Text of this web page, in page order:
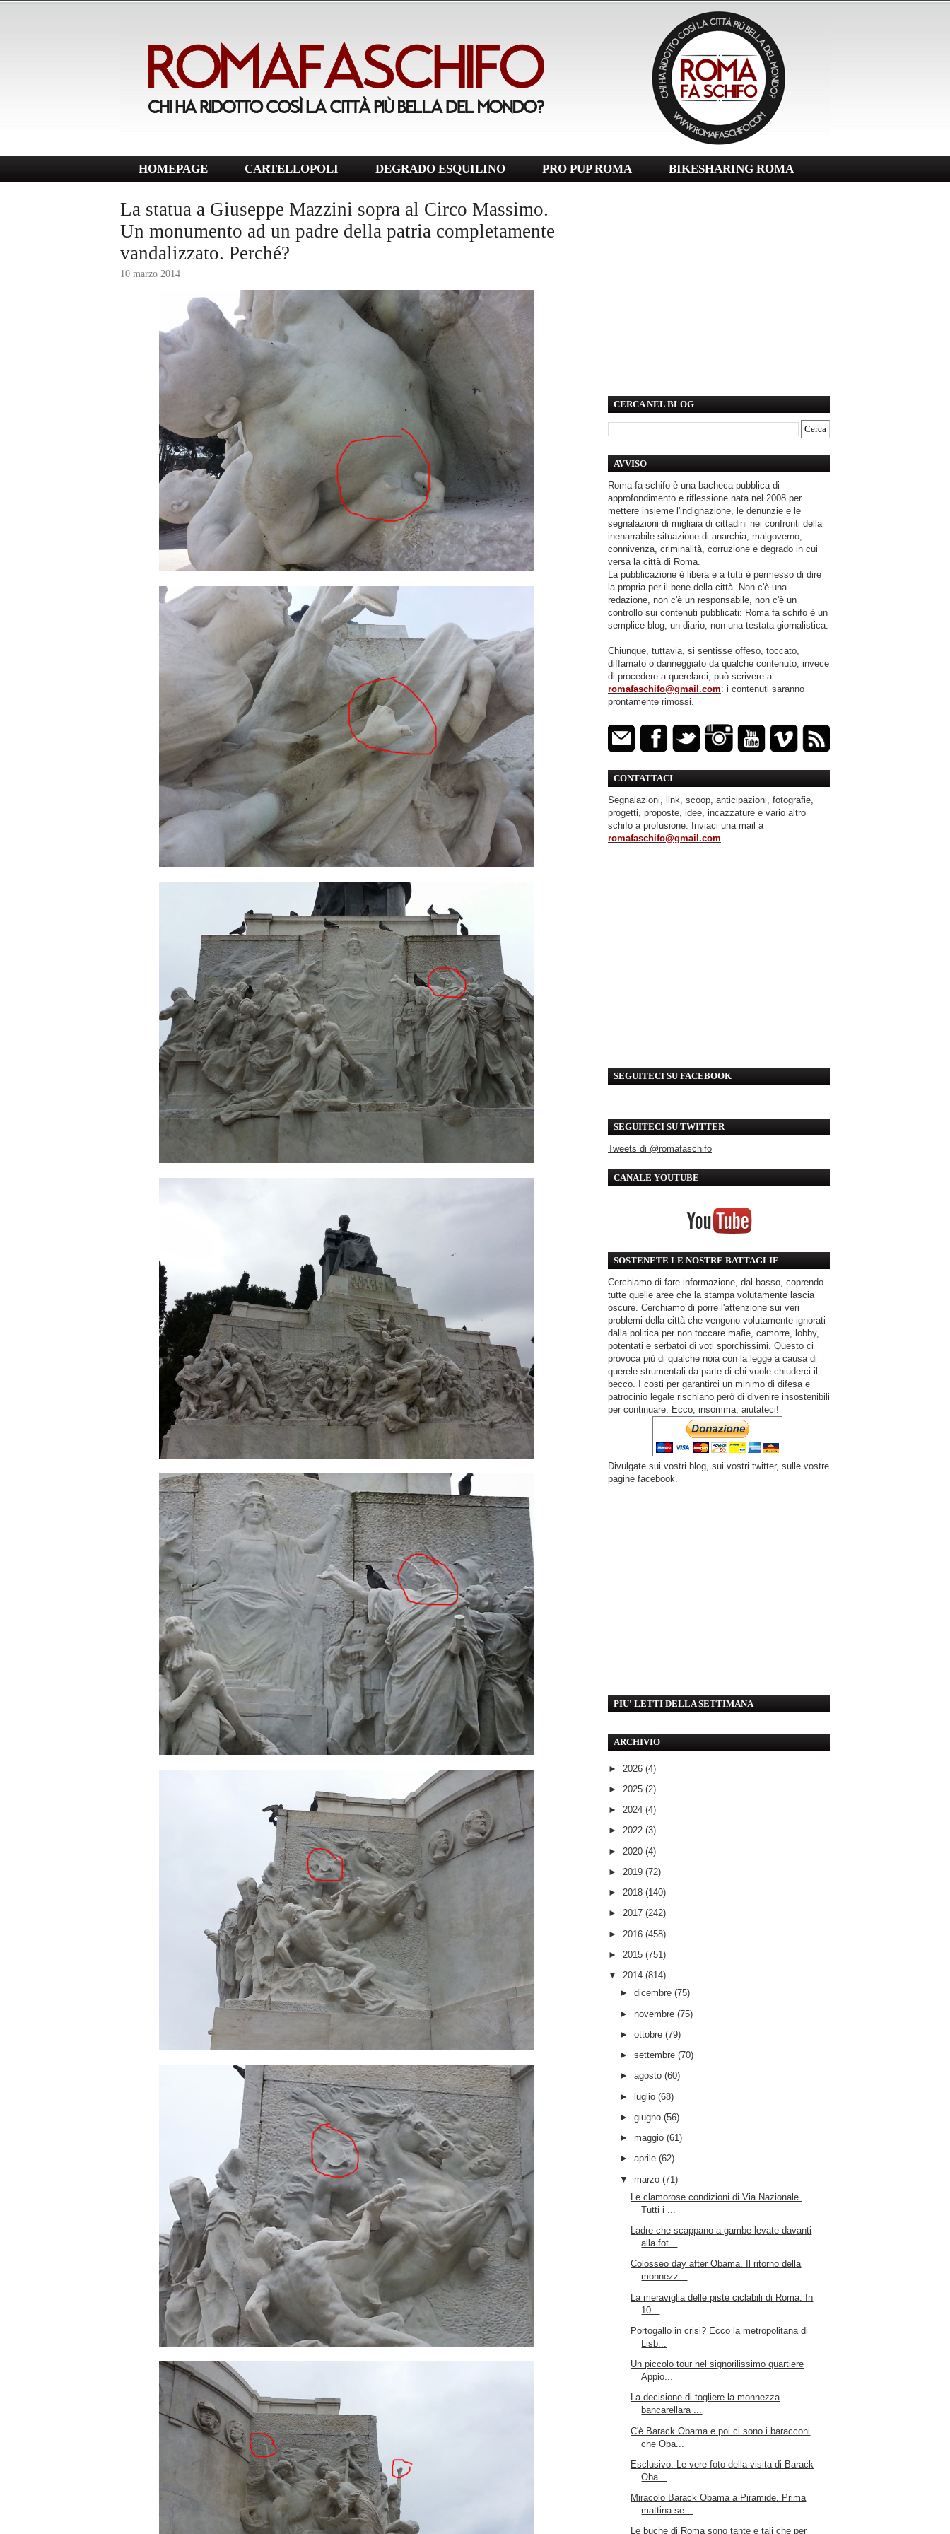
HOMEPAGE CARTELLOPOLI DEGRADO ESQUILINO PRO PUP ROMA BIKESHARING ROMA
La statua a Giuseppe Mazzini sopra al Circo Massimo.
Un monumento ad un padre della patria completamente
vandalizzato. Perché?
10 marzo 2014
CERCA NEL BLOG
AVVISO
Roma fa schifo è una bacheca pubblica di
approfondimento e riflessione nata nel 2008 per
mettere insieme l'indignazione, le denunzie e le
segnalazioni di migliaia di cittadini nei confronti della
inenarrabile situazione di anarchia, malgoverno,
connivenza, criminalità, corruzione e degrado in cui
versa la città di Roma.
La pubblicazione è libera e a tutti è permesso di dire
la propria per il bene della città. Non c'è una
redazione, non c'è un responsabile, non c'è un
controllo sui contenuti pubblicati: Roma fa schifo è un
semplice blog, un diario, non una testata giornalistica.
Chiunque, tuttavia, si sentisse offeso, toccato,
diffamato o danneggiato da qualche contenuto, invece
di procedere a querelarci, può scrivere a
romafaschifo@gmail.com: i contenuti saranno
prontamente rimossi.
CONTATTACI
Segnalazioni, link, scoop, anticipazioni, fotografie,
progetti, proposte, idee, incazzature e vario altro
schifo a profusione. Inviaci una mail a
romafaschifo@gmail.com
SEGUITECI SU FACEBOOK
SEGUITECI SU TWITTER
Tweets di @romafaschifo
CANALE YOUTUBE
SOSTENETE LE NOSTRE BATTAGLIE
Cerchiamo di fare informazione, dal basso, coprendo
tutte quelle aree che la stampa volutamente lascia
oscure. Cerchiamo di porre l'attenzione sui veri
problemi della città che vengono volutamente ignorati
dalla politica per non toccare mafie, camorre, lobby,
potentati e serbatoi di voti sporchissimi. Questo ci
provoca più di qualche noia con la legge a causa di
querele strumentali da parte di chi vuole chiuderci il
becco. I costi per garantirci un minimo di difesa e
patrocinio legale rischiano però di divenire insostenibili
per continuare. Ecco, insomma, aiutateci!
Divulgate sui vostri blog, sui vostri twitter, sulle vostre
pagine facebook.
PIU' LETTI DELLA SETTIMANA
ARCHIVIO
► 2026 (4)
► 2025 (2)
► 2024 (4)
► 2022 (3)
► 2020 (4)
► 2019 (72)
► 2018 (140)
► 2017 (242)
► 2016 (458)
► 2015 (751)
▼ 2014 (814)
► dicembre (75)
► novembre (75)
► ottobre (79)
► settembre (70)
► agosto (60)
► luglio (68)
► giugno (56)
► maggio (61)
► aprile (62)
▼ marzo (71)
Le clamorose condizioni di Via Nazionale.
Tutti i ...
Ladre che scappano a gambe levate davanti
alla fot...
Colosseo day after Obama. Il ritorno della
monnezz...
La meraviglia delle piste ciclabili di Roma. In
10...
Portogallo in crisi? Ecco la metropolitana di
Lisb...
Un piccolo tour nel signorilissimo quartiere
Appio...
La decisione di togliere la monnezza
bancarellara ...
C'è Barack Obama e poi ci sono i baracconi
che Oba...
Esclusivo. Le vere foto della visita di Barack
Oba...
Miracolo Barack Obama a Piramide. Prima
mattina se...
Le buche di Roma sono tante e tali che per